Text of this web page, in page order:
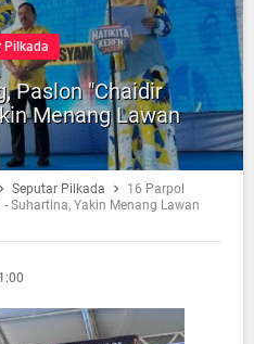
Pilkada
Paslon "Chaidir
Menang Lawan
Seputar Pilkada
16 Parpol
Suhartina, Yakin Menang Lawan